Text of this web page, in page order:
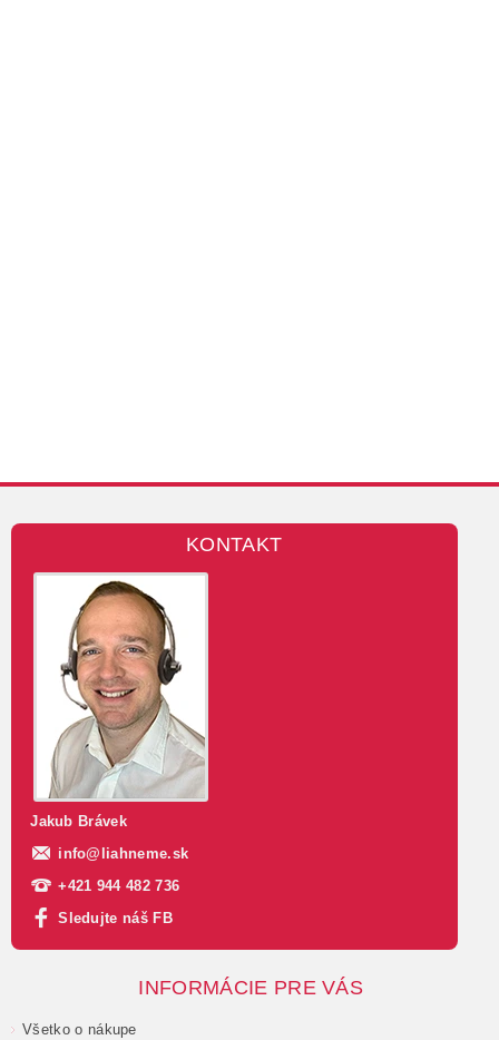
KONTAKT
Jakub Brávek
info@ liahneme.sk
+421 944 482 736
Sledujte náš FB
INFORMÁCIE PRE VÁS
Všetko o nákupe